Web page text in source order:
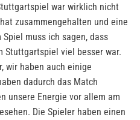
war wirklich nicht
zusammengehalten und eine
muss ich sagen, dass
Stuttgartspiel viel besser war.
wir haben auch einige
dadurch das Match
unsere Energie vor allem am
Die Spieler haben einen